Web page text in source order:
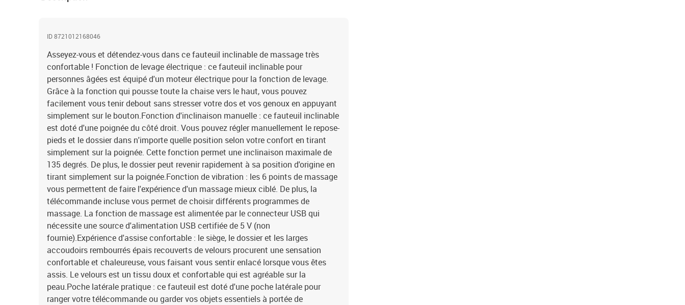
ID 8721012168046
Asseyez-vous et détendez-vous dans ce fauteuil inclinable de massage très
confortable ! Fonction de levage électrique : ce fauteuil inclinable pour
personnes âgées est équipé d'un moteur électrique pour la fonction de levage.
Grâce à la fonction qui pousse toute la chaise vers le haut, vous pouvez
facilement vous tenir debout sans stresser votre dos et vos genoux en appuyant
simplement sur le bouton.Fonction d'inclinaison manuelle : ce fauteuil inclinable
est doté d'une poignée du côté droit. Vous pouvez régler manuellement le repose-
pieds et le dossier dans n'importe quelle position selon votre confort en tirant
simplement sur la poignée. Cette fonction permet une inclinaison maximale de
135 degrés. De plus, le dossier peut revenir rapidement à sa position d'origine en
tirant simplement sur la poignée.Fonction de vibration : les 6 points de massage
vous permettent de faire l'expérience d'un massage mieux ciblé. De plus, la
télécommande incluse vous permet de choisir différents programmes de
massage. La fonction de massage est alimentée par le connecteur USB qui
nécessite une source d'alimentation USB certifiée de 5 V (non
fournie).Expérience d'assise confortable : le siège, le dossier et les larges
accoudoirs rembourrés épais recouverts de velours procurent une sensation
confortable et chaleureuse, vous faisant vous sentir enlacé lorsque vous êtes
assis. Le velours est un tissu doux et confortable qui est agréable sur la
peau.Poche latérale pratique : ce fauteuil est doté d'une poche latérale pour
ranger votre télécommande ou garder vos objets essentiels à portée de